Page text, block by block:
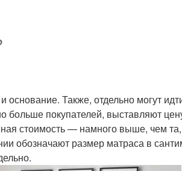
Также, отдельно могут
покупателей, выставляют
стоимость — намного выше, чем
обозначают размер матраса в